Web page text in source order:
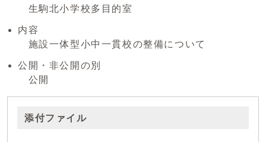
生駒北小学校多目的室
内容
施設一体型小中一貫校の整備について
公開・非公開の別
公開
添付ファイル